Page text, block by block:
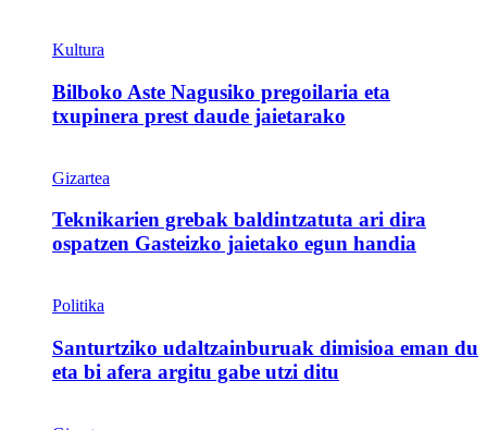
Kultura
Bilboko Aste Nagusiko pregoilaria eta
txupinera prest daude jaietarako
Gizartea
Teknikarien grebak baldintzatuta ari dira
ospatzen Gasteizko jaietako egun handia
Politika
Santurtziko udaltzainburuak dimisioa eman du
eta bi afera argitu gabe utzi ditu